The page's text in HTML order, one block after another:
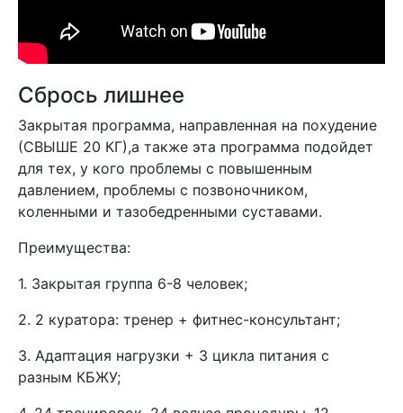
Сбрось лишнее
Закрытая программа, направленная на похудение
(СВЫШЕ 20 КГ),а также эта программа подойдет
для тех, у кого проблемы с повышенным
давлением, проблемы с позвоночником,
коленными и тазобедренными суставами.
Преимущества:
1. Закрытая группа 6-8 человек;
2. 2 куратора: тренер + фитнес-консультант;
3. Адаптация нагрузки + 3 цикла питания с
разным КБЖУ;